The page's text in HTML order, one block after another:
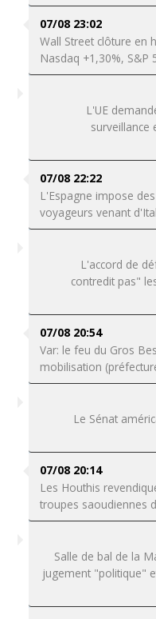
07/08 23:02
Wall Street clôture en
Nasdaq +1,30%, S&P
L'UE
surveillance
07/08 22:22
L'Espagne impose
voyageurs venant
L'accord de
contredit pas"
07/08 20:54
Var: le feu du Gros
mobilisation
Le Sénat
07/08 20:14
Les Houthis
troupes saoudiennes
Salle de bal de la
jugement "politique"